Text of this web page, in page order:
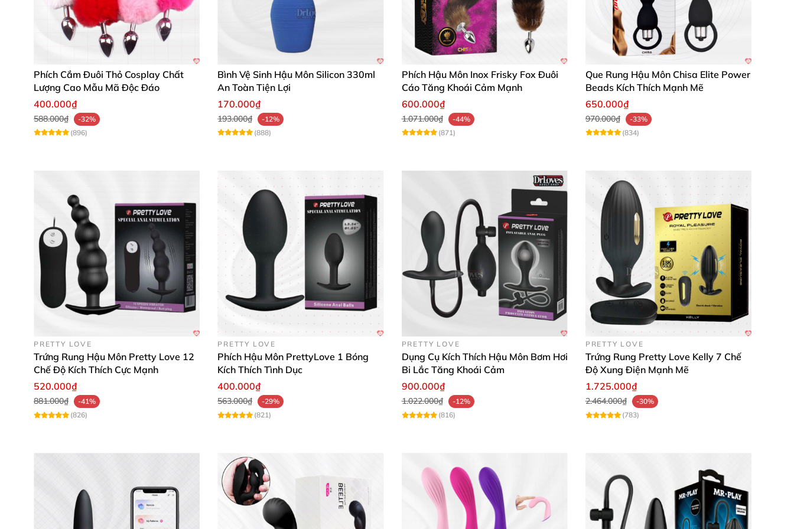
🌟 Lê Thu Hằng: “Chất liệu silicon mềm mại, không gây kích ứng, dùng rất thích và an toàn. 10 chế độ rung giúp mình dễ dàng tìm được nhịp độ phù
hợp.”
🌟 Trần Phương Nam: “Dùng cho cả hai điểm G và hậu môn rất tuyệt vời, cảm giác khác biệt hẳn với các đồ chơi khác mình đã thử. Sản phẩm đáng
đồng tiền!”
Nhanh tay sở hữu Máy Rung WILD PEARLS BEADS VIBE để tận hưởng những khoảnh khắc thăng hoa không giới hạn. Đừng bỏ lỡ sản phẩm chất
lượng mang lại cảm xúc đỉnh cao gây nghiện, mua ngay hôm nay để trải nghiệm sự khác biệt! 🚀
Phích Cắm Đuôi Thỏ Cosplay Chất
Lượng Cao Mẫu Mã Độc Đáo
400.000₫
588.000₫
-32%
(896)
Bình Vệ Sinh Hậu Môn Silicon 330ml
An Toàn Tiện Lợi
170.000₫
193.000₫
-12%
(888)
Phích Hậu Môn Inox Frisky Fox Đuôi
Cáo Tăng Khoái Cảm Mạnh
600.000₫
1.071.000₫
-44%
(871)
Que Rung Hậu Môn Chisa Elite Power
Beads Kích Thích Mạnh Mẽ
650.000₫
970.000₫
-33%
(834)
PRETTY LOVE
Trứng Rung Hậu Môn Pretty Love 12
Chế Độ Kích Thích Cực Mạnh
520.000₫
881.000₫
-41%
(826)
PRETTY LOVE
Phích Hậu Môn PrettyLove 1 Bóng
Kích Thích Tình Dục
400.000₫
563.000₫
-29%
(821)
PRETTY LOVE
Dụng Cụ Kích Thích Hậu Môn Bơm Hơi
Bi Lắc Tăng Khoái Cảm
900.000₫
1.022.000₫
-12%
(816)
PRETTY LOVE
Trứng Rung Pretty Love Kelly 7 Chế
Độ Xung Điện Mạnh Mẽ
1.725.000₫
2.464.000₫
-30%
(783)